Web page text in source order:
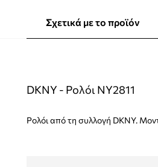
Σχετικά με το προϊόν
DKNY - Ρολόι NY2811
Ρολόι από τη συλλογή DKNY.